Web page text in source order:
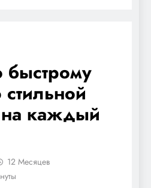
быстрому
каждый
12 Месяцев